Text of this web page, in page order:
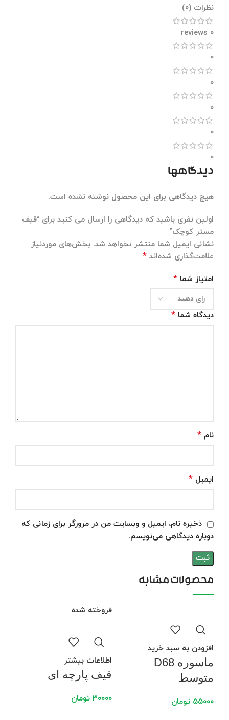
نظرات (0)
0 reviews
0
0
0
0
0
دیدگاهها
هیچ دیدگاهی برای این محصول نوشته نشده است.
اولین نفری باشید که دیدگاهی را ارسال می کنید برای “قیف
مستر کوچک”
نشانی ایمیل شما منتشر نخواهد شد. بخش‌های موردنیاز
علامت‌گذاری شده‌اند *
امتیاز شما *
دیدگاه شما *
نام *
ایمیل *
ذخیره نام، ایمیل و وبسایت من در مرورگر برای زمانی که
دوباره دیدگاهی می‌نویسم.
محصولات مشابه
افزودن به سبد خرید
ماسوره D68
متوسط
۵۵۰۰۰ تومان
فروخته شده
اطلاعات بیشتر
قیف پارچه ای
۳۰۰۰۰ تومان